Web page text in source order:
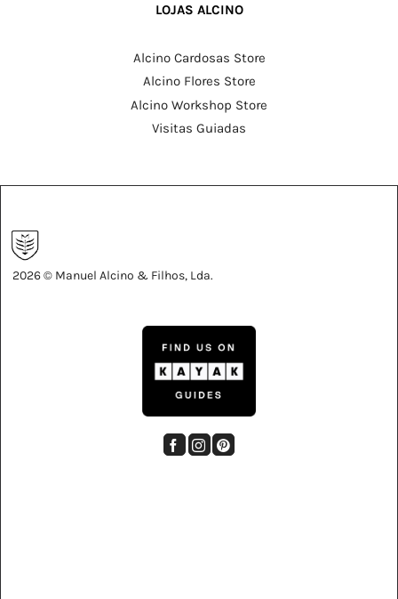
LOJAS ALCINO
Alcino Cardosas Store
Alcino Flores Store
Alcino Workshop Store
Visitas Guiadas
2026 © Manuel Alcino & Filhos, Lda.